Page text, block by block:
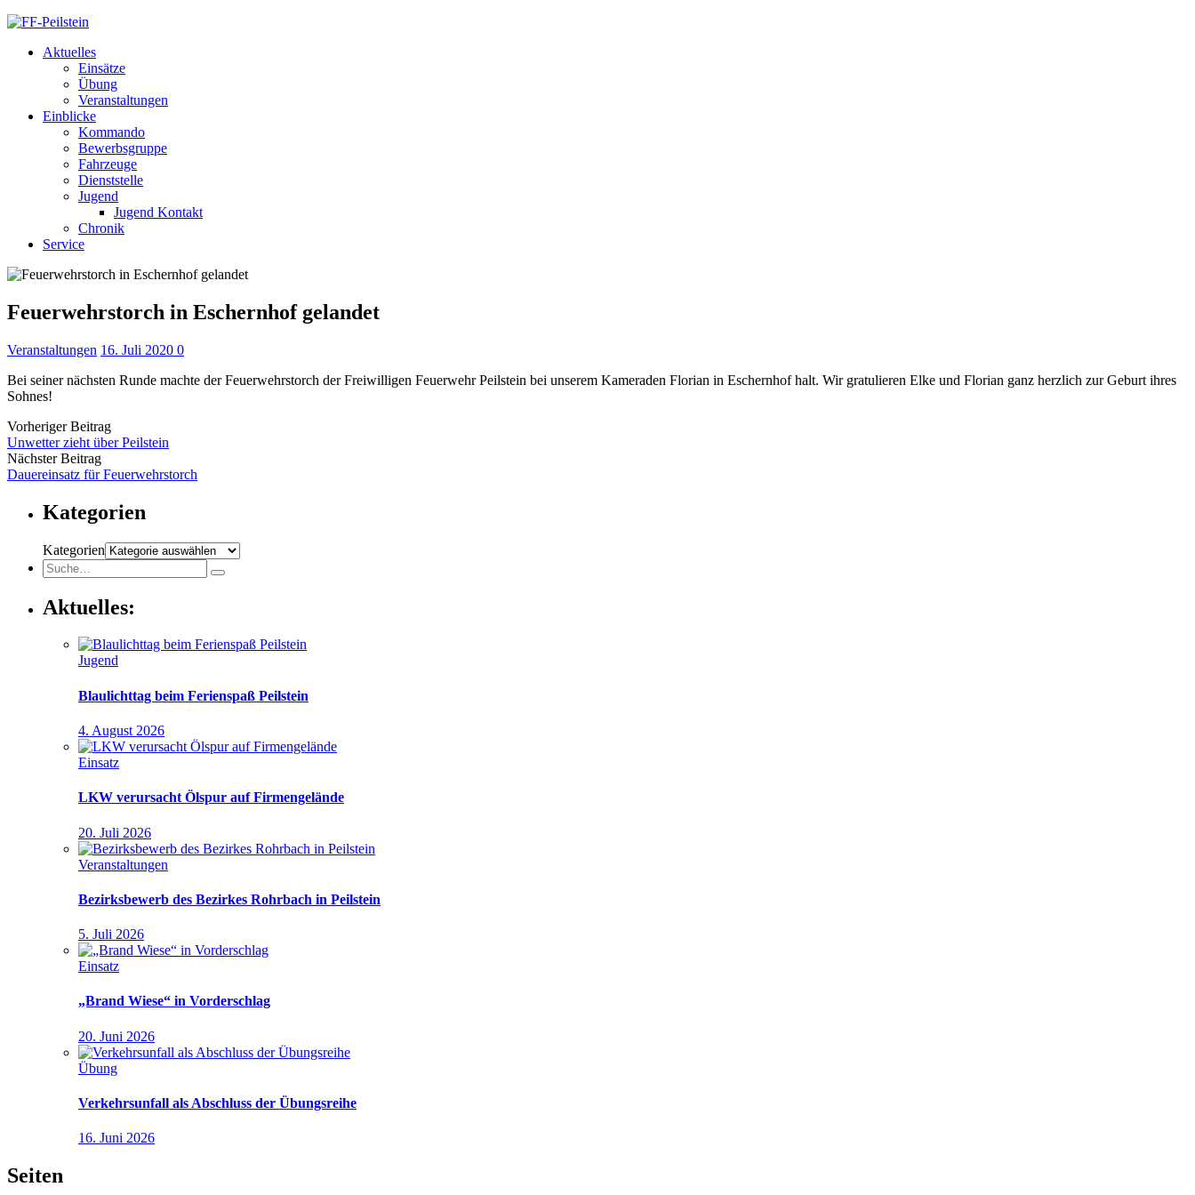
Aktuelles
Einsätze
Übung
Veranstaltungen
Einblicke
Kommando
Bewerbsgruppe
Fahrzeuge
Dienststelle
Jugend
Jugend Kontakt
Chronik
Service
Feuerwehrstorch in Eschernhof gelandet
Veranstaltungen 16. Juli 2020 0
Bei seiner nächsten Runde machte der Feuerwehrstorch der Freiwilligen Feuerwehr Peilstein bei unserem Kameraden Florian in Eschernhof halt. Wir gratulieren Elke und Florian ganz herzlich zur Geburt ihres
Sohnes!
Vorheriger Beitrag
Unwetter zieht über Peilstein
Nächster Beitrag
Dauereinsatz für Feuerwehrstorch
Kategorien
Kategorien
Aktuelles:
Jugend
Blaulichttag beim Ferienspaß Peilstein
4. August 2026
Einsatz
LKW verursacht Ölspur auf Firmengelände
20. Juli 2026
Veranstaltungen
Bezirksbewerb des Bezirkes Rohrbach in Peilstein
5. Juli 2026
Einsatz
„Brand Wiese“ in Vorderschlag
20. Juni 2026
Übung
Verkehrsunfall als Abschluss der Übungsreihe
16. Juni 2026
Seiten